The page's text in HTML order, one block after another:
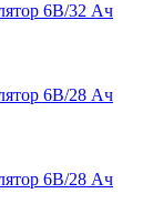
6В/32 Ач
6В/28 Ач
6В/28 Ач